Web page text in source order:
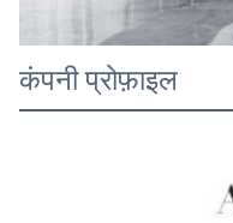
कंपनी प्रोफ़ाइल